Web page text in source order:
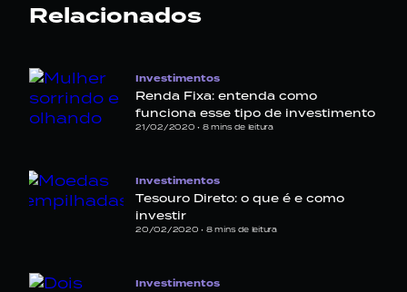
Relacionados
Investimentos
Renda Fixa: entenda como
funciona esse tipo de investimento
21/02/2020 • 8 mins de leitura
Investimentos
Tesouro Direto: o que é e como
investir
20/02/2020 • 8 mins de leitura
Investimentos